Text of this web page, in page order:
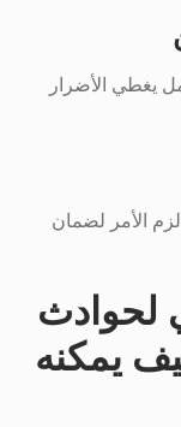
يغطي الأضرار
لزم الأمر لضمان
لحوادث
يمكنه